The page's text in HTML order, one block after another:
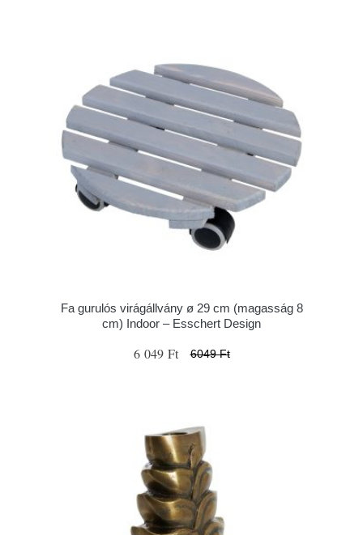
Fa gurulós virágállvány ø 29 cm (magasság 8
cm) Indoor – Esschert Design
6 049 Ft 6049 Ft